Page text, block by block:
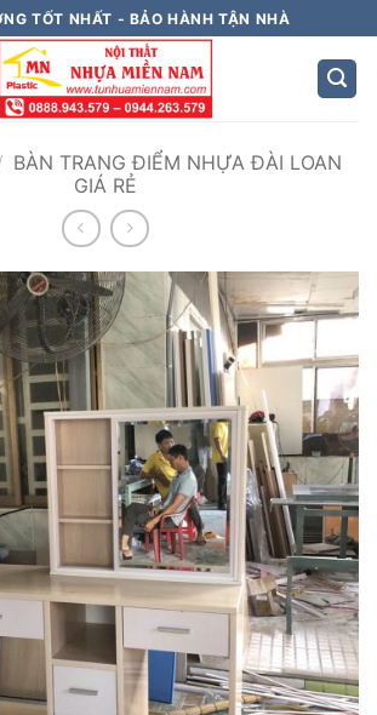
TỐT NHẤT - BẢO HÀNH TẬN NHÀ
BÀN TRANG ĐIỂM NHỰA ĐÀI LOAN
GIÁ RẺ